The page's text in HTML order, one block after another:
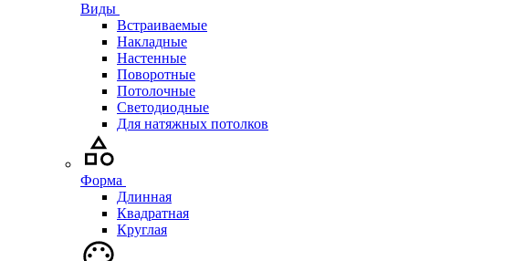
Виды
Встраиваемые
Накладные
Настенные
Поворотные
Потолочные
Светодиодные
Для натяжных потолков
Форма
Длинная
Квадратная
Круглая